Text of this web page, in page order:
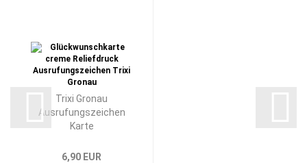
Trixi Gronau
Ausrufungszeichen
Karte
6,90 EUR